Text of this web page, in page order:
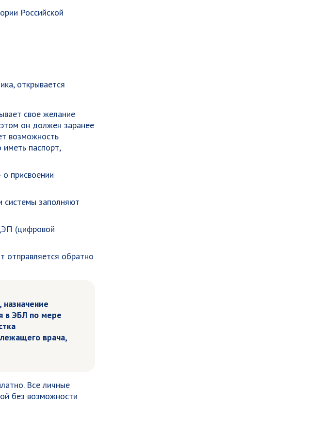
Российской
открывается
свое желание
он должен заранее
возможность
паспорт,
присвоении
системы заполняют
(цифровой
отправляется обратно
в ЭБЛ по мере
врача,
Все личные
без возможности